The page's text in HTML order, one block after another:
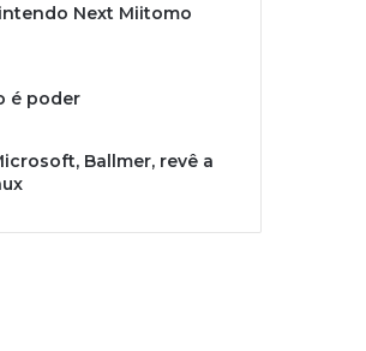
Next Miitomo
é poder
Ballmer, revê a